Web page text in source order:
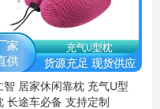
智 居家休闲靠枕 充气U型
长途车必备 支持定制